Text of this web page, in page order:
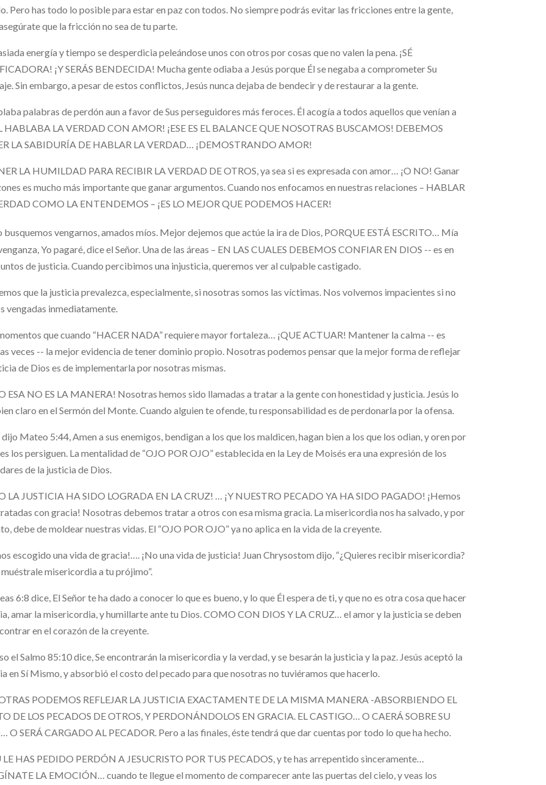
Pero has todo lo posible para estar en paz con todos. No siempre podrás evitar las fricciones entre la gente,
que la fricción no sea de tu parte.
energía y tiempo se desperdicia peleándose unos con otros por cosas que no valen la pena. ¡SÉ
¡Y SERÁS BENDECIDA! Mucha gente odiaba a Jesús porque Él se negaba a comprometer Su
Sin embargo, a pesar de estos conflictos, Jesús nunca dejaba de bendecir y de restaurar a la gente.
palabras de perdón aun a favor de Sus perseguidores más feroces. Él acogía a todos aquellos que venían a
HABLABA LA VERDAD CON AMOR! ¡ESE ES EL BALANCE QUE NOSOTRAS BUSCAMOS! DEBEMOS
LA SABIDURÍA DE HABLAR LA VERDAD… ¡DEMOSTRANDO AMOR!
LA HUMILDAD PARA RECIBIR LA VERDAD DE OTROS, ya sea si es expresada con amor… ¡O NO! Ganar
es mucho más importante que ganar argumentos. Cuando nos enfocamos en nuestras relaciones – HABLAR
COMO LA ENTENDEMOS – ¡ES LO MEJOR QUE PODEMOS HACER!
busquemos vengarnos, amados míos. Mejor dejemos que actúe la ira de Dios, PORQUE ESTÁ ESCRITO… Mía
Yo pagaré, dice el Señor. Una de las áreas – EN LAS CUALES DEBEMOS CONFIAR EN DIOS -- es en
de justicia. Cuando percibimos una injusticia, queremos ver al culpable castigado.
que la justicia prevalezca, especialmente, si nosotras somos las víctimas. Nos volvemos impacientes si no
vengadas inmediatamente.
que cuando “HACER NADA” requiere mayor fortaleza… ¡QUE ACTUAR! Mantener la calma -- es
veces -- la mejor evidencia de tener dominio propio. Nosotras podemos pensar que la mejor forma de reflejar
de Dios es de implementarla por nosotras mismas.
ESA NO ES LA MANERA! Nosotras hemos sido llamadas a tratar a la gente con honestidad y justicia. Jesús lo
claro en el Sermón del Monte. Cuando alguien te ofende, tu responsabilidad es de perdonarla por la ofensa.
dijo Mateo 5:44, Amen a sus enemigos, bendigan a los que los maldicen, hagan bien a los que los odian, y oren por
los persiguen. La mentalidad de “OJO POR OJO” establecida en la Ley de Moisés era una expresión de los
de la justicia de Dios.
LA JUSTICIA HA SIDO LOGRADA EN LA CRUZ! … ¡Y NUESTRO PECADO YA HA SIDO PAGADO! ¡Hemos
con gracia! Nosotras debemos tratar a otros con esa misma gracia. La misericordia nos ha salvado, y por
debe de moldear nuestras vidas. El “OJO POR OJO” ya no aplica en la vida de la creyente.
escogido una vida de gracia!…. ¡No una vida de justicia! Juan Chrysostom dijo, “¿Quieres recibir misericordia?
muéstrale misericordia a tu prójimo”.
6:8 dice, El Señor te ha dado a conocer lo que es bueno, y lo que Él espera de ti, y que no es otra cosa que hacer
amar la misericordia, y humillarte ante tu Dios. COMO CON DIOS Y LA CRUZ… el amor y la justicia se deben
en el corazón de la creyente.
el Salmo 85:10 dice, Se encontrarán la misericordia y la verdad, y se besarán la justicia y la paz. Jesús aceptó la
en Sí Mismo, y absorbió el costo del pecado para que nosotras no tuviéramos que hacerlo.
PODEMOS REFLEJAR LA JUSTICIA EXACTAMENTE DE LA MISMA MANERA -ABSORBIENDO EL
DE LOS PECADOS DE OTROS, Y PERDONÁNDOLOS EN GRACIA. EL CASTIGO… O CAERÁ SOBRE SU
O SERÁ CARGADO AL PECADOR. Pero a las finales, éste tendrá que dar cuentas por todo lo que ha hecho.
LE HAS PEDIDO PERDÓN A JESUCRISTO POR TUS PECADOS, y te has arrepentido sinceramente…
LA EMOCIÓN… cuando te llegue el momento de comparecer ante las puertas del cielo, y veas los